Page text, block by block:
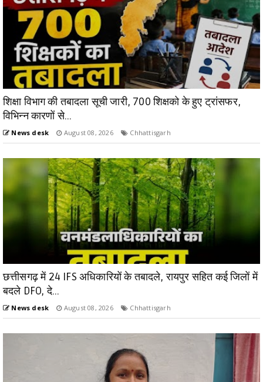
शिक्षा विभाग की तबादला सूची जारी, 700 शिक्षको के हुए ट्रांसफर,
विभिन्न कारणों से...
News desk August 08, 2026 Chhattisgarh
छत्तीसगढ़ में 24 IFS अधिकारियों के तबादले, रायपुर सहित कई जिलों में
बदले DFO, दे...
News desk August 08, 2026 Chhattisgarh